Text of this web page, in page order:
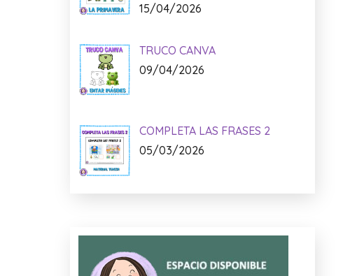
15/04/2026
TRUCO CANVA
09/04/2026
COMPLETA LAS FRASES 2
05/03/2026